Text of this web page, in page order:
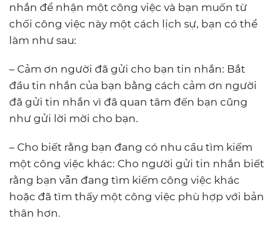
nhắn để nhận một công việc và bạn muốn từ
chối công việc này một cách lịch sự, bạn có thể
làm như sau:
– Cảm ơn người đã gửi cho bạn tin nhắn: Bắt
đầu tin nhắn của bạn bằng cách cảm ơn người
đã gửi tin nhắn vì đã quan tâm đến bạn cũng
như gửi lời mời cho bạn.
– Cho biết rằng bạn đang có nhu cầu tìm kiếm
một công việc khác: Cho người gửi tin nhắn biết
rằng bạn vẫn đang tìm kiếm công việc khác
hoặc đã tìm thấy một công việc phù hợp với bản
thân hơn.